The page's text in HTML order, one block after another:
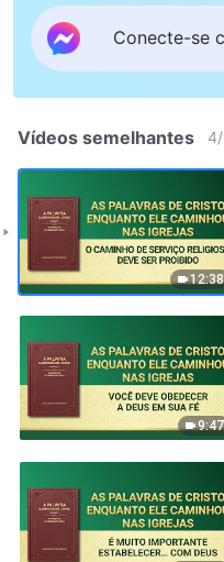
Conecte-se
Vídeos semelhantes 4/
12:38
9:47